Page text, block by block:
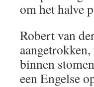
om het halve
Robert van
binnen
een Engelse